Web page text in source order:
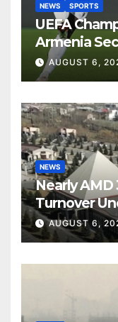
NEWS SPORTS
UEFA
Armenia
Over
AUGUST 6,
NEWS
Nearly AMD
Turnover
Owned
AUGUST 6,